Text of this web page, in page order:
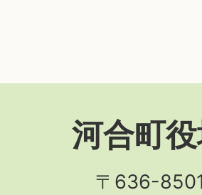
河合町
〒636-